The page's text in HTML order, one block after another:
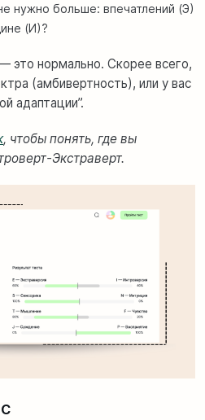
нужно больше: впечатлений (Э)
(И)?
это нормально. Скорее всего,
(амбивертность), или у вас
адаптации”.
, чтобы понять, где вы
Экстраверт.